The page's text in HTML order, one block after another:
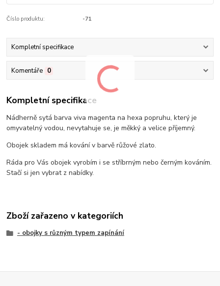
Číslo produktu: -71
Kompletní specifikace
Komentáře 0
Kompletní specifikace
Nádherně sytá barva viva magenta na hexa popruhu, který je
omyvatelný vodou, nevytahuje se, je měkký a velice příjemný.
Obojek skladem má kování v barvě růžové zlato.
Ráda pro Vás obojek vyrobím i se stříbrným nebo černým kováním.
Stačí si jen vybrat z nabídky.
Zboží zařazeno v kategoriích
- obojky s různým typem zapínání